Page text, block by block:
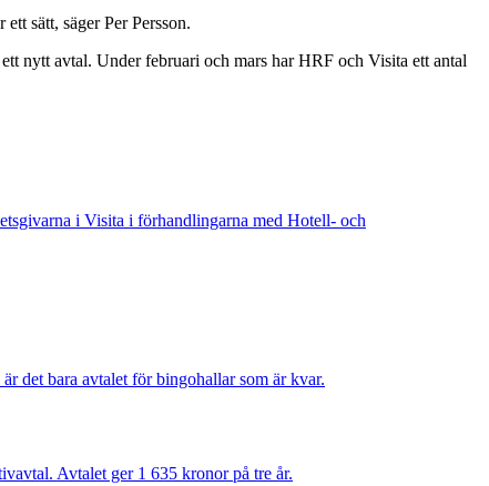
sätt, säger Per Persson.
nytt avtal. Under februari och mars har HRF och Visita ett antal
i Visita i förhandlingarna med Hotell- och
det bara avtalet för bingohallar som är kvar.
Avtalet ger 1 635 kronor på tre år.